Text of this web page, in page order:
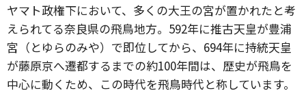
ヤマト政権下において、多くの大王の宮が置かれたと考
えられてる奈良県の飛鳥地方。592年に推古天皇が豊浦
宮（とゆらのみや）で即位してから、694年に持統天皇
が藤原京へ遷都するまでの約100年間は、歴史が飛鳥を
中心に動くため、この時代を飛鳥時代と称しています。